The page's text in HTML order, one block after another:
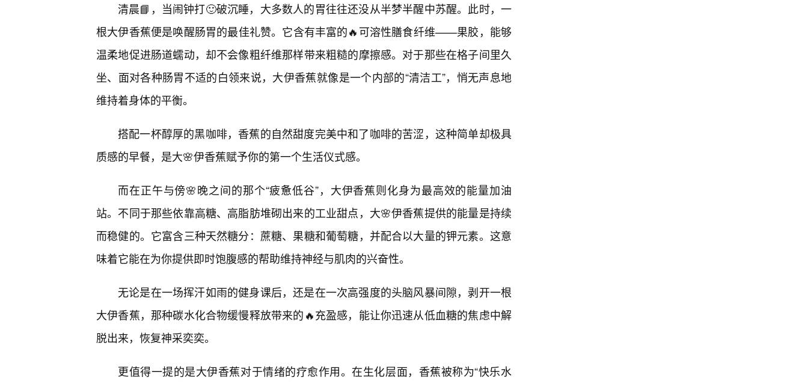
清晨📘，当闹钟打🙂破沉睡，大多数人的胃往往还没从半梦半醒中苏醒。此时，一
根大伊香蕉便是唤醒肠胃的最佳礼赞。它含有丰富的🔥可溶性膳食纤维——果胶，能够
温柔地促进肠道蠕动，却不会像粗纤维那样带来粗糙的摩擦感。对于那些在格子间里久
坐、面对各种肠胃不适的白领来说，大伊香蕉就像是一个内部的“清洁工”，悄无声息地
维持着身体的平衡。
搭配一杯醇厚的黑咖啡，香蕉的自然甜度完美中和了咖啡的苦涩，这种简单却极具
质感的早餐，是大🌸伊香蕉赋予你的第一个生活仪式感。
而在正午与傍🌸晚之间的那个“疲惫低谷”，大伊香蕉则化身为最高效的能量加油
站。不同于那些依靠高糖、高脂肪堆砌出来的工业甜点，大🌸伊香蕉提供的能量是持续
而稳健的。它富含三种天然糖分：蔗糖、果糖和葡萄糖，并配合以大量的钾元素。这意
味着它能在为你提供即时饱腹感的帮助维持神经与肌肉的兴奋性。
无论是在一场挥汗如雨的健身课后，还是在一次高强度的头脑风暴间隙，剥开一根
大伊香蕉，那种碳水化合物缓慢释放带来的🔥充盈感，能让你迅速从低血糖的焦虑中解
脱出来，恢复神采奕奕。
更值得一提的是大伊香蕉对于情绪的疗愈作用。在生化层面，香蕉被称为“快乐水